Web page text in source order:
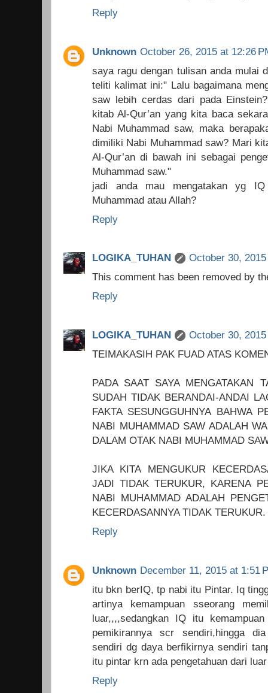
Reply
Unknown October 26, 2015 at 12:26
saya ragu dengan tulisan anda mulai
teliti kalimat ini:" Lalu bagaimana
saw lebih cerdas dari pada
kitab Al-Qur’an yang kita baca
Nabi Muhammad saw, maka
dimiliki Nabi Muhammad saw? Mari
Al-Qur’an di bawah ini sebagai
Muhammad saw."
jadi anda mau mengatakan yg
Muhammad atau Allah?
Reply
LOGIKA_TUHAN
October 30,
This comment has been removed by
Reply
LOGIKA_TUHAN
October 30,
TEIMAKASIH PAK FUAD ATAS
PADA SAAT SAYA MENGATAKAN
SUDAH TIDAK BERANDAI-ANDAI
FAKTA SESUNGGUHNYA BAHWA
NABI MUHAMMAD SAW ADALAH
DALAM OTAK NABI MUHAMMAD
JIKA KITA MENGUKUR
JADI TIDAK TERUKUR, KARENA
NABI MUHAMMAD ADALAH
KECERDASANNYA TIDAK TERUKUR.
Reply
Unknown December 11, 2015 at 1:51
itu bkn berIQ, tp nabi itu Pintar. Iq
artinya kemampuan sseorang
luar,,,,sedangkan IQ itu
pemikirannya scr sendiri,hingga
sendiri dg daya berfikirnya sendiri
itu pintar krn ada pengetahuan dari
Reply